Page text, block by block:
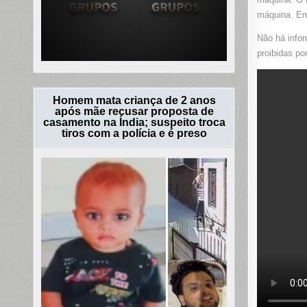
máquina.
Não há
proibidas
Homem mata criança de 2 anos
após mãe recusar proposta de
casamento na Índia; suspeito troca
tiros com a polícia e é preso